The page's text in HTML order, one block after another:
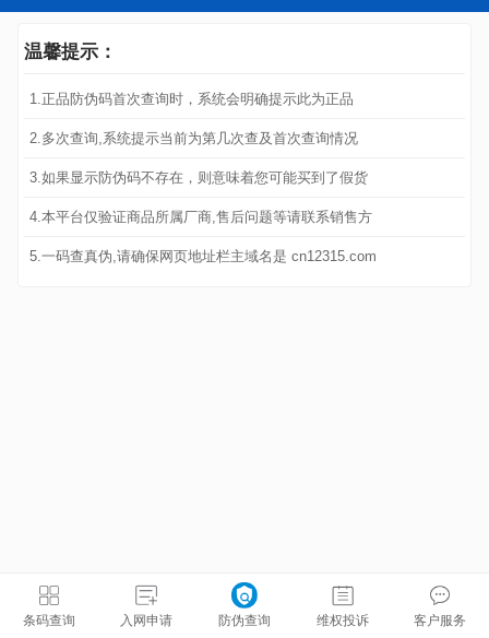
温馨提示：
1.正品防伪码首次查询时，系统会明确提示此为正品
2.多次查询,系统提示当前为第几次查及首次查询情况
3.如果显示防伪码不存在，则意味着您可能买到了假货
4.本平台仅验证商品所属厂商,售后问题等请联系销售方
5.一码查真伪,请确保网页地址栏主域名是 cn12315.com
条码查询 入网申请 防伪查询 维权投诉 客户服务